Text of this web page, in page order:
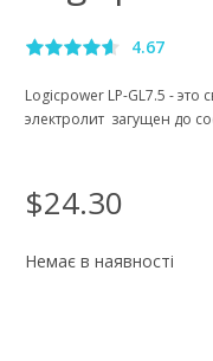
4.67
Logicpower LP-GL7.5 - это
электролит загущен до
$24.30
Немає в наявності